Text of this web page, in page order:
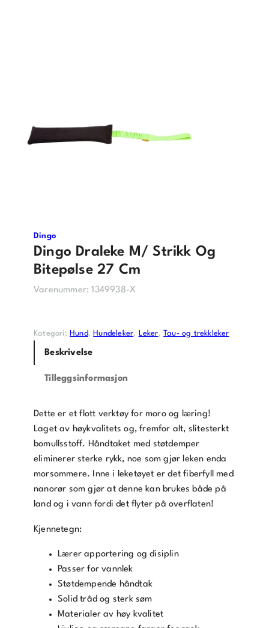
Dingo
Dingo Draleke M/ Strikk Og
Bitepølse 27 Cm
Varenummer: 1349938-X
Kategori: Hund, Hundeleker, Leker, Tau- og trekkleker
Beskrivelse
Tilleggsinformasjon
Dette er et flott verktøy for moro og læring!
Laget av høykvalitets og, fremfor alt, slitesterkt
bomullsstoff. Håndtaket med støtdemper
eliminerer sterke rykk, noe som gjør leken enda
morsommere. Inne i leketøyet er det fiberfyll med
nanorør som gjør at denne kan brukes både på
land og i vann fordi det flyter på overflaten!
Kjennetegn:
Lærer apportering og disiplin
Passer for vannlek
Støtdempende håndtak
Solid tråd og sterk søm
Materialer av høy kvalitet